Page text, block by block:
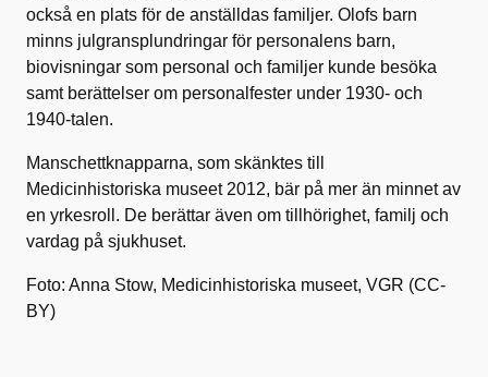
också en plats för de anställdas familjer. Olofs barn
minns julgransplundringar för personalens barn,
biovisningar som personal och familjer kunde besöka
samt berättelser om personalfester under 1930- och
1940-talen.
Manschettknapparna, som skänktes till
Medicinhistoriska museet 2012, bär på mer än minnet av
en yrkesroll. De berättar även om tillhörighet, familj och
vardag på sjukhuset.
Foto: Anna Stow, Medicinhistoriska museet, VGR (CC-
BY)